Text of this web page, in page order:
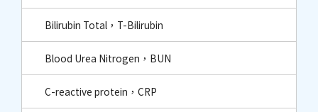
Bilirubin Total，T-Bilirubin
Blood Urea Nitrogen，BUN
C-reactive protein，CRP